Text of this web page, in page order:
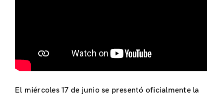
El miércoles 17 de junio se presentó oficialmente la